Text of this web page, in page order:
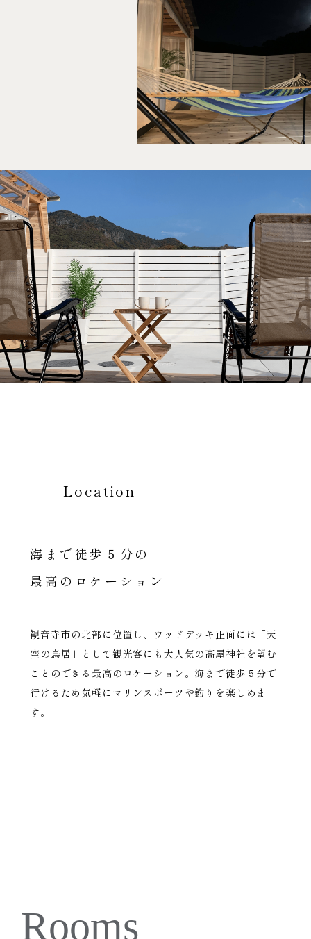
Location
海まで徒歩５分の
最高のロケーション
観音寺市の北部に位置し、ウッドデッキ正面には「天
空の鳥居」として観光客にも大人気の高屋神社を望む
ことのできる最高のロケーション。海まで徒歩５分で
行けるため気軽にマリンスポーツや釣りを楽しめま
す。
Rooms